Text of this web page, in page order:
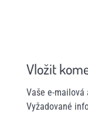
Vložit
Vaše e-mailová
Vyžadované